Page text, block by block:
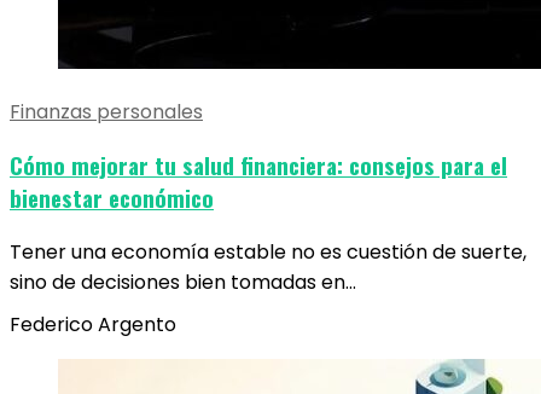
Finanzas personales
Cómo mejorar tu salud financiera: consejos para el
bienestar económico
Tener una economía estable no es cuestión de suerte,
sino de decisiones bien tomadas en…
Federico Argento